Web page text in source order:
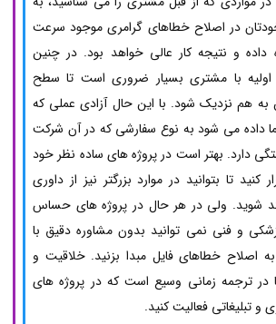
در اصلاح خطاهای گرامری موجود سرعت
داده و نتیجه کار عالی خواهد بود. در چنین
اولیه با مشتری بسیار ضروری است تا سطح
به هم نزدیک شود. با این حال آزادی عملی که
داده می شود به نوع سفارشی که در آن شرکت
دارد. بهتر است در پروژه های ساده نظر خود
کنید تا بتوانید در موارد بزرگتر نیز از داوری
شوید. ولی در هر حال در پروژه های حساس
و فنی نمی توانید بدون مشاوره دقیق با
خطاهای فایل مبدا بزنید. خلاقیت و
در ترجمه زمانی وسیع است که در پروژه های
و تبلیغاتی فعالیت کنید.